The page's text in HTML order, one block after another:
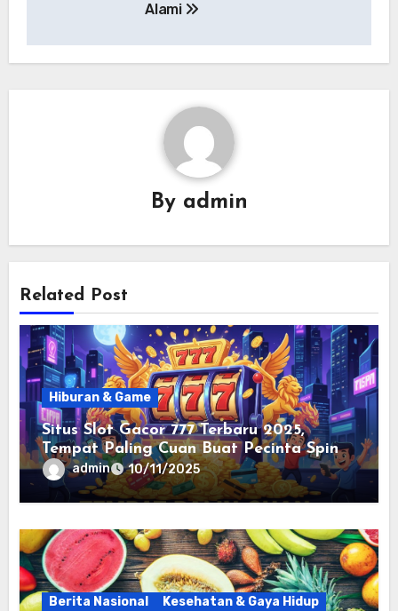
Alami
By admin
Related Post
Hiburan & Game
Situs Slot Gacor 777 Terbaru 2025,
Tempat Paling Cuan Buat Pecinta Spin
admin 10/11/2025
Berita Nasional Kesehatan & Gaya Hidup